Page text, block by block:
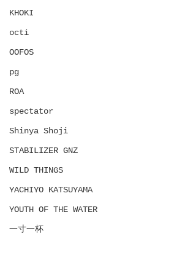
KHOKI
octi
OOFOS
pg
ROA
spectator
Shinya Shoji
STABILIZER GNZ
WILD THINGS
YACHIYO KATSUYAMA
YOUTH OF THE WATER
一寸一杯